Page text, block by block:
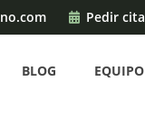
Pedir cita
BLOG EQUIPO